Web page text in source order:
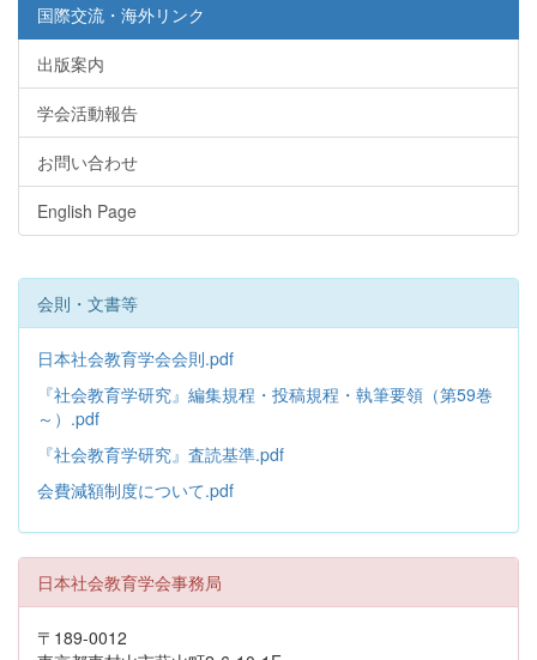
国際交流・海外リンク
出版案内
学会活動報告
お問い合わせ
English Page
会則・文書等
日本社会教育学会会則.pdf
『社会教育学研究』編集規程・投稿規程・執筆要領（第59巻
～）.pdf
『社会教育学研究』査読基準.pdf
会費減額制度について.pdf
日本社会教育学会事務局
〒189-0012